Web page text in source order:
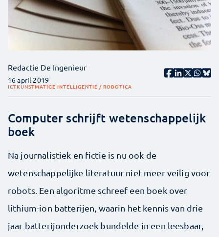
Redactie De Ingenieur
16 april 2019
ICTKUNSTMATIGE INTELLIGENTIE / ROBOTICA
Computer schrijft wetenschappelijk
boek
Na journalistiek en fictie is nu ook de
wetenschappelijke literatuur niet meer veilig voor
robots. Een algoritme schreef een boek over
lithium-ion batterijen, waarin het kennis van drie
jaar batterijonderzoek bundelde in een leesbaar,